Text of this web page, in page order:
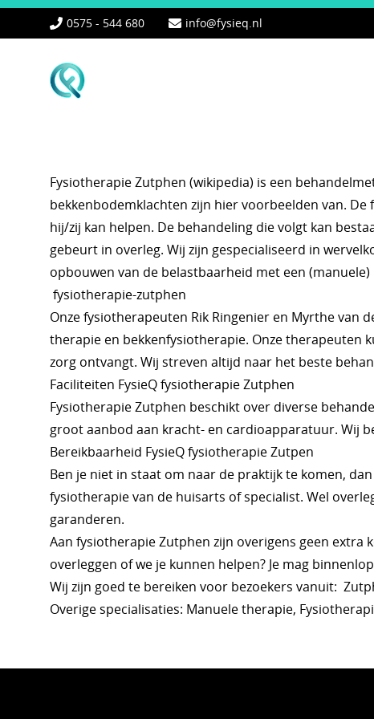
0575 - 544 680 info@fysieq.nl
Fysiotherapie Zutphen (wikipedia) is een
bekkenbodemklachten zijn hier voorbeelden van.
hij/zij kan helpen. De behandeling die volgt kan
gebeurt in overleg. Wij zijn gespecialiseerd in
opbouwen van de belastbaarheid met een
fysiotherapie-zutphen
Onze fysiotherapeuten Rik Ringenier en Myrthe van
therapie en bekkenfysiotherapie. Onze therapeuten
zorg ontvangt. Wij streven altijd naar het beste
Faciliteiten FysieQ fysiotherapie Zutphen
Fysiotherapie Zutphen beschikt over diverse
groot aanbod aan kracht- en cardioapparatuur. Wij
Bereikbaarheid FysieQ fysiotherapie Zutpen
Ben je niet in staat om naar de praktijk te komen,
fysiotherapie van de huisarts of specialist. Wel
garanderen.
Aan fysiotherapie Zutphen zijn overigens geen
overleggen of we je kunnen helpen? Je mag
Wij zijn goed te bereiken voor bezoekers vanuit:
Overige specialisaties: Manuele therapie,